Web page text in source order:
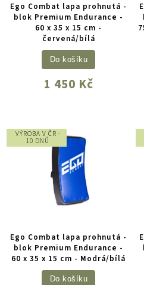
Ego Combat lapa prohnutá -
blok Premium Endurance -
60 x 35 x 15 cm -
červená/bílá
1 450 Kč
Do košíku
VÝROBA V ČR -
10 DNŮ
Ego Combat lapa prohnutá -
blok Premium Endurance -
60 x 35 x 15 cm - Modrá/bílá
Do košíku